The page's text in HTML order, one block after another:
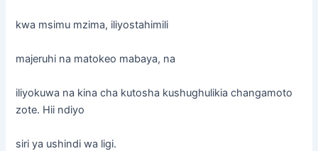
kwa msimu mzima, iliyostahimili
majeruhi na matokeo mabaya, na
iliyokuwa na kina cha kutosha kushughulikia changamoto
zote. Hii ndiyo
siri ya ushindi wa ligi.